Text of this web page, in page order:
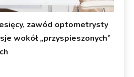
zawód optometrysty
wokół „przyspieszonych”